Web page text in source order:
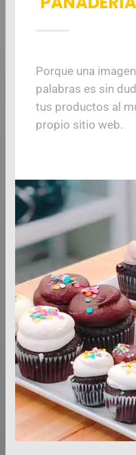
Porque una
palabras es sin
tus productos al
propio sitio web.